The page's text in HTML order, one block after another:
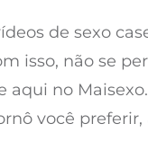
de sexo
isso, não se
aqui no
você